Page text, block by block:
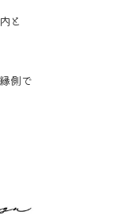
と
側で